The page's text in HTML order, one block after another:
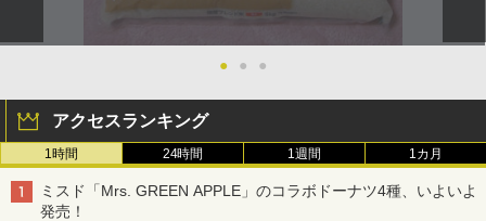
● ● ●
アクセスランキング
1時間 24時間 1週間 1カ月
ミスド「Mrs. GREEN APPLE」のコラボドーナツ4種、いよいよ
発売！